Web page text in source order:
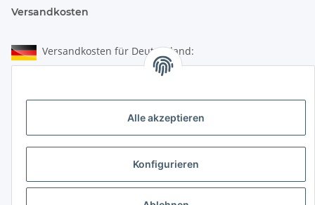
Alle akzeptieren
Konfigurieren
Versandkosten
Versandkosten für Deutschland:
versandkostenfrei ab 50 € (darunter 7 €)
Wir liefern per DHL Paket (auch an Packstationen)
Versand ins Ausland siehe